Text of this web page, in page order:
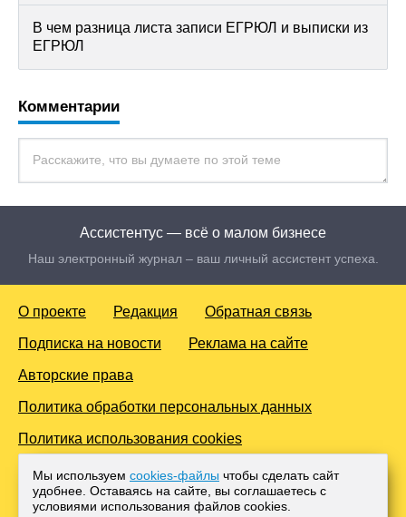
В чем разница листа записи ЕГРЮЛ и выписки из
ЕГРЮЛ
Комментарии
Ассистентус — всё о малом бизнесе
Наш электронный журнал – ваш личный ассистент успеха.
О проекте Редакция Обратная связь
Подписка на новости Реклама на сайте
Авторские права
Политика обработки персональных данных
Политика использования cookies
© 2016-2026 Все права защищены. Для лиц старше 18 лет.
Любое копирование материалов и тиражирование в сети
Интернет, либо печатных изданиях без согласования с
Мы используем cookies-файлы чтобы сделать сайт
удобнее. Оставаясь на сайте, вы соглашаетесь с
условиями использования файлов cооkies.